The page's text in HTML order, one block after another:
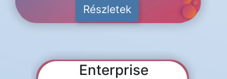
Részletek
Enterprise